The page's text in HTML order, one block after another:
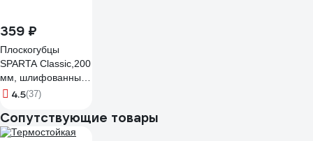
359 ₽
Плоскогубцы
SPARTA Classic,200
мм, шлифованные,
пластмассовые
4.5(37)
Сопутствующие товары